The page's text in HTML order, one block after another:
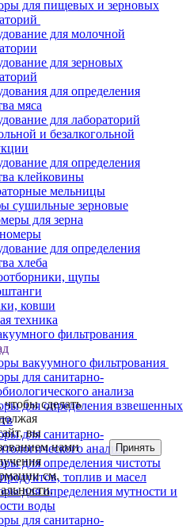
для пищевых и зерновых
для молочной
для зерновых
для определения
мяса
для лабораторий
и безалкогольной
для определения
клейковины
мельницы
сушильные зерновые
для зерна
для определения
хлеба
щупы
ковши
техника
фильтрования
вакуумного фильтрования
для санитарно-
анализа
для определения взвешенных
для санитарно-
анализа
для определения чистоты
топлив и масел
для определения мутности и
воды
для санитарно-
сделать
вы
нами
см.
.
Принять